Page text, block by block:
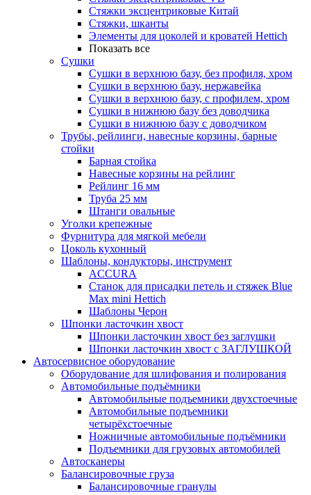
Стяжки эксцентриковые Китай
Стяжки, шканты
Элементы для цоколей и кроватей Hettich
Показать все
Сушки
Сушки в верхнюю базу, без профиля, хром
Сушки в верхнюю базу, нержавейка
Сушки в верхнюю базу, с профилем, хром
Сушки в нижнюю базу без доводчика
Сушки в нижнюю базу с доводчиком
Трубы, рейлинги, навесные корзины, барные
стойки
Барная стойка
Навесные корзины на рейлинг
Рейлинг 16 мм
Труба 25 мм
Штанги овальные
Уголки крепежные
Фурнитура для мягкой мебели
Цоколь кухонный
Шаблоны, кондукторы, инструмент
ACCURA
Станок для присадки петель и стяжек Blue
Max mini Hettich
Шаблоны Черон
Шпонки ласточкин хвост
Шпонки ласточкин хвост без заглушки
Шпонки ласточкин хвост с ЗАГЛУШКОЙ
Автосервисное оборудование
Оборудование для шлифования и полирования
Автомобильные подъёмники
Автомобильные подъемники двухстоечные
Автомобильные подъемники
четырёхстоечные
Ножничные автомобильные подъёмники
Подъемники для грузовых автомобилей
Автосканеры
Балансировочные груза
Балансировочные гранулы